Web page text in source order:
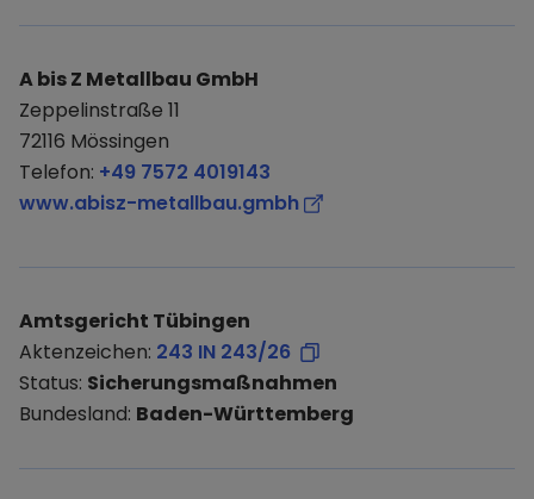
A bis Z Metallbau GmbH
Zeppelinstraße 11
72116 Mössingen
Telefon: +49 7572 4019143
www.abisz-metallbau.gmbh
Amtsgericht Tübingen
Aktenzeichen: 243 IN 243/26
Status: Sicherungsmaßnahmen
Bundesland: Baden-Württemberg